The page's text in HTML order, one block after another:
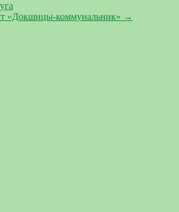
«Докшицы-коммунальник» →